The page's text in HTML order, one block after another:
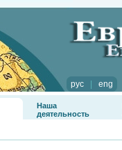
рус| eng
Наша
деятельность